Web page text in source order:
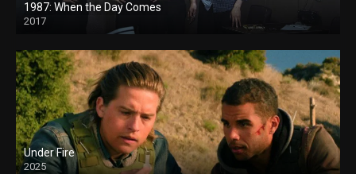
1987: When the Day Comes
2017
Under Fire
2025